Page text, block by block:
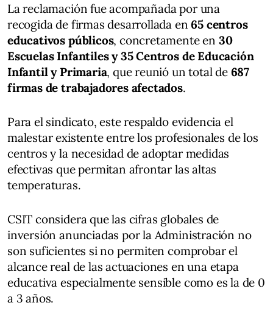
La reclamación fue acompañada por una
recogida de firmas desarrollada en65 centros
educativos públicos, concretamente en 30
Escuelas Infantiles y 35 Centros de Educación
Infantil y Primaria, que reunió un total de 687
firmas de trabajadores afectados.
Para el sindicato, este respaldo evidencia el
malestar existente entre los profesionales de los
centros y la necesidad de adoptar medidas
efectivas que permitan afrontar las altas
temperaturas.
CSIT considera que las cifras globales de
inversión anunciadas por la Administración no
son suficientes si no permiten comprobar el
alcance real de las actuaciones en una etapa
educativa especialmente sensible como es la de 0
a 3 años.